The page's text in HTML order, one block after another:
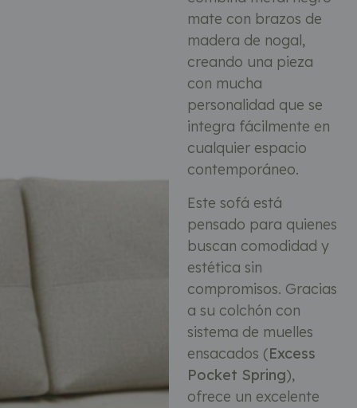
mate con brazos de
madera de nogal,
creando una pieza
con mucha
personalidad que se
integra fácilmente en
cualquier espacio
contemporáneo.
Este sofá está
pensado para quienes
buscan comodidad y
estética sin
compromisos. Gracias
a su colchón con
sistema de muelles
ensacados (Excess
Pocket Spring),
ofrece un excelente